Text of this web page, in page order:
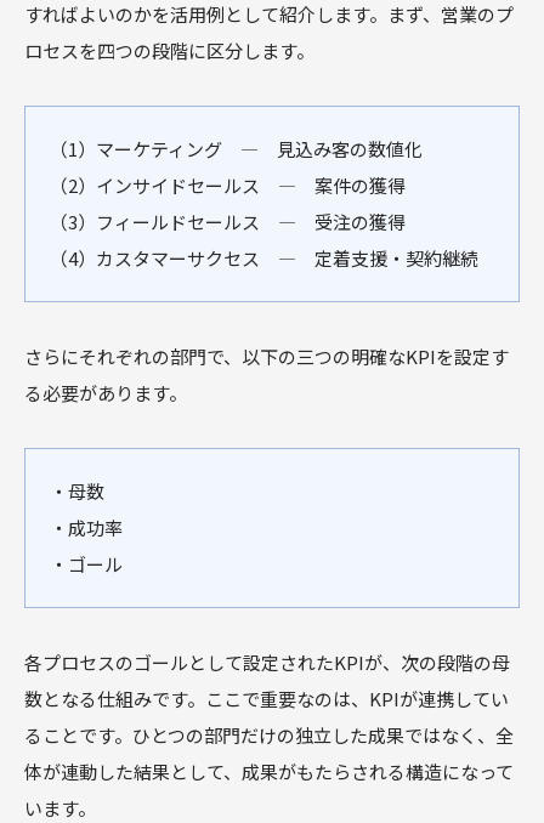
すればよいのかを活用例として紹介します。まず、営業のプ
ロセスを四つの段階に区分します。
（1）マーケティング ― 見込み客の数値化
（2）インサイドセールス ― 案件の獲得
（3）フィールドセールス ― 受注の獲得
（4）カスタマーサクセス ― 定着支援・契約継続
さらにそれぞれの部門で、以下の三つの明確なKPIを設定す
る必要があります。
・母数
・成功率
・ゴール
各プロセスのゴールとして設定されたKPIが、次の段階の母
数となる仕組みです。ここで重要なのは、KPIが連携してい
ることです。ひとつの部門だけの独立した成果ではなく、全
体が連動した結果として、成果がもたらされる構造になって
います。